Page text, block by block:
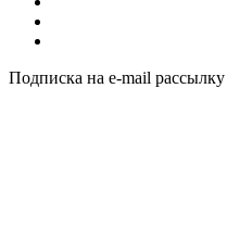
Подписка на e-mail рассылку